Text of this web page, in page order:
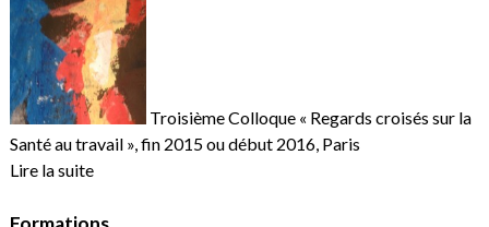
Troisième Colloque « Regards croisés sur la
Santé au travail », fin 2015 ou début 2016, Paris
Lire la suite